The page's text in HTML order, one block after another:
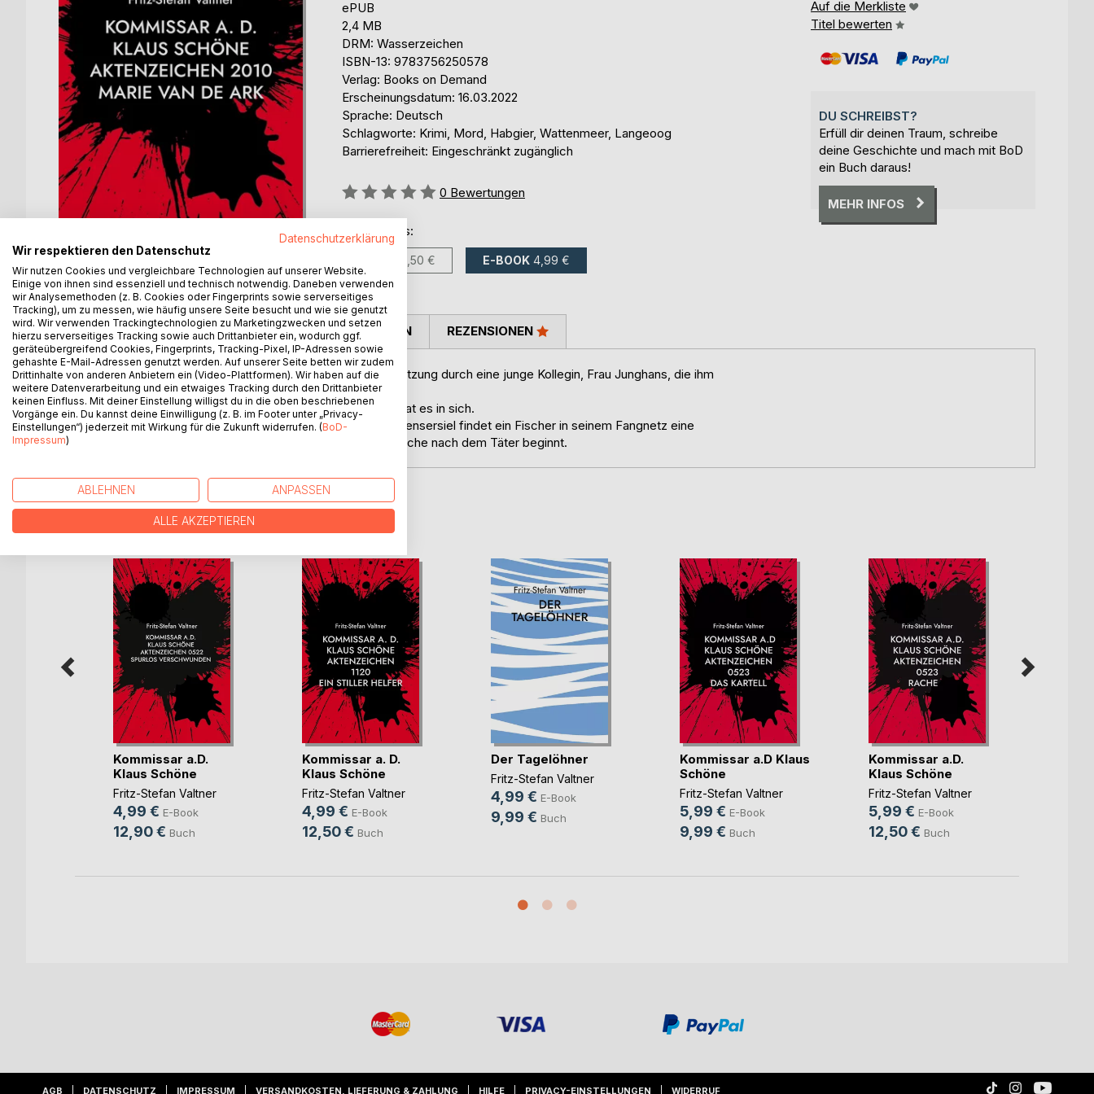
ePUB
2,4 MB
DRM: Wasserzeichen
ISBN-13: 9783756250578
Verlag: Books on Demand
Erscheinungsdatum: 16.03.2022
Sprache: Deutsch
Schlagworte: Krimi, Mord, Habgier, Wattenmeer, Langeoog
Barrierefreiheit: Eingeschränkt zugänglich
Bewertung::
0 Bewertungen
erhältlich als:
12,50 € E-BOOK 4,99 €
Auf die Merkliste
Titel bewerten
DU SCHREIBST?
Erfüll dir deinen Traum, schreibe
deine Geschichte und mach mit BoD
ein Buch daraus!
MEHR INFOS
BESCHREIBUNG
In diesem Fall bekommt Kommissar Schöne eine Unterstützung durch eine junge Kollegin, Frau Junghans, die ihm
bei den nächsten Fällen zur Seite stehen soll.
Direkt der erste Fall der gemeinsamen Zusammenarbeit hat es in sich.
Zwischen der Insel Langeoog und dem kleinen Hafen in Bensersiel findet ein Fischer in seinem Fangnetz eine
schwere Kiste. Darin findet man eine Frauenleiche. Die Suche nach dem Täter beginnt.
AUTOR/IN PRESSESTIMMEN REZENSIONEN
WEITERE TITEL BEIBoD
Kommissar a.D.
Klaus Schöne
Fritz-Stefan Valtner
4,99 € E-Book
12,90 € Buch
Kommissar a. D.
Klaus Schöne
Fritz-Stefan Valtner
4,99 € E-Book
12,50 € Buch
Der Tagelöhner
Fritz-Stefan Valtner
4,99 € E-Book
9,99 € Buch
Kommissar a.D Klaus
Schöne
Fritz-Stefan Valtner
5,99 € E-Book
9,99 € Buch
Kommissar a.D.
Klaus Schöne
Fritz-Stefan Valtner
5,99 € E-Book
12,50 € Buch
AGB DATENSCHUTZ IMPRESSUM VERSANDKOSTEN, LIEFERUNG & ZAHLUNG HILFE PRIVACY-EINSTELLUNGEN WIDERRUF
Datenschutzerklärung
Wir respektieren den Datenschutz
Wir nutzen Cookies und vergleichbare Technologien auf unserer Website.
Einige von ihnen sind essenziell und technisch notwendig. Daneben verwenden
wir Analysemethoden (z. B. Cookies oder Fingerprints sowie serverseitiges
Tracking), um zu messen, wie häufig unsere Seite besucht und wie sie genutzt
wird. Wir verwenden Trackingtechnologien zu Marketingzwecken und setzen
hierzu serverseitiges Tracking sowie auch Drittanbieter ein, wodurch ggf.
geräteübergreifend Cookies, Fingerprints, Tracking-Pixel, IP-Adressen sowie
gehashte E-Mail-Adressen genutzt werden. Auf unserer Seite betten wir zudem
Drittinhalte von anderen Anbietern ein (Video-Plattformen). Wir haben auf die
weitere Datenverarbeitung und ein etwaiges Tracking durch den Drittanbieter
keinen Einfluss. Mit deiner Einstellung willigst du in die oben beschriebenen
Vorgänge ein. Du kannst deine Einwilligung (z. B. im Footer unter „Privacy-
Einstellungen“) jederzeit mit Wirkung für die Zukunft widerrufen. (BoD-
Impressum)
ABLEHNEN ANPASSEN
ALLE AKZEPTIEREN